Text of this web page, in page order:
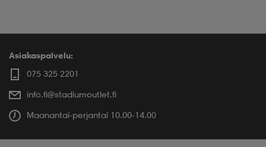
Asiakaspalvelu:
075 325 2201
info.fi@stadiumoutlet.fi
Maanantai-perjantai 10.00-14.00